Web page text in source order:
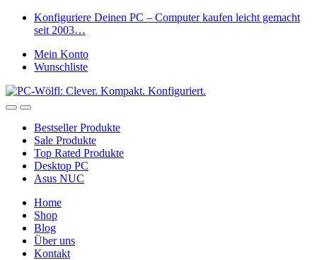
Skip
Skip
Konfiguriere Deinen PC – Computer kaufen leicht gemacht
seit 2003…
Mein Konto
Wunschliste
OpenClose
Bestseller Produkte
Sale Produkte
Top Rated Produkte
Desktop PC
Asus NUC
Home
Shop
Blog
Über uns
Kontakt